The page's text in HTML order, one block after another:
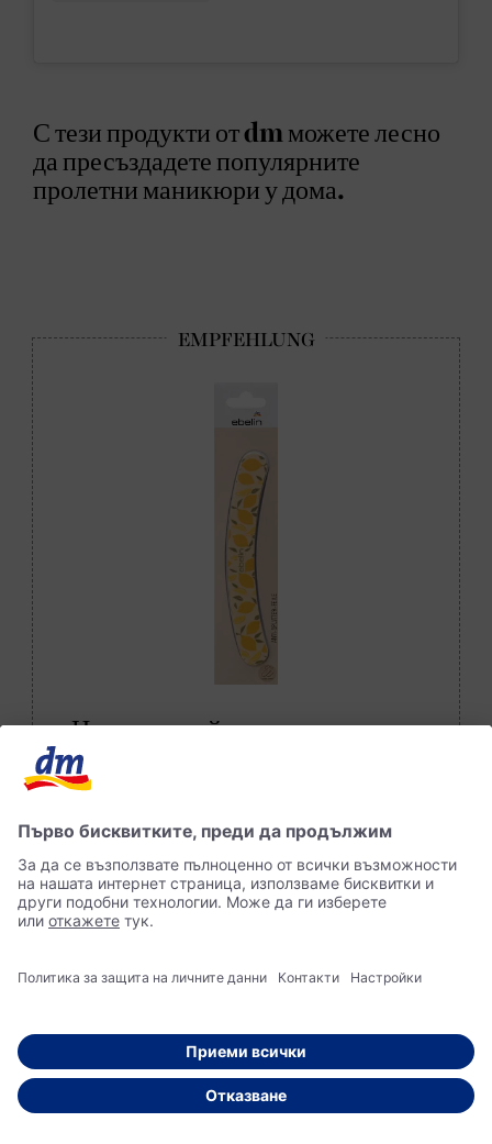
С тези продукти от dm можете лесно
да пресъздадете популярните
пролетни маникюри у дома.
Цветни дизайни за всяко
настроение
различни цветове/мотиви, 1 бр | dm
България
Купете сега в онлайн магазина на dm